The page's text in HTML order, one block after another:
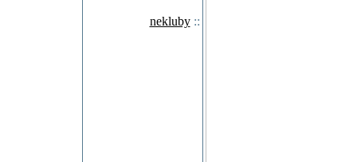
nekluby::